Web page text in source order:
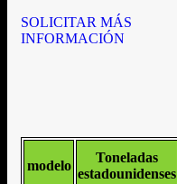
SOLICITAR MÁS
INFORMACIÓN
modelo
Toneladas
estadounidenses